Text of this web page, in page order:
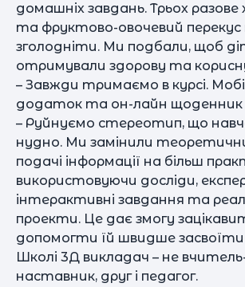
домашніх завдань. Трьох разове
та фруктово-овочевий
зголодніти. Ми подбали, щоб
отримували здорову та
– Завжди тримаємо в курсі.
додаток та он-лайн щоденник
– Руйнуємо стереотип, що
нудно. Ми замінили
подачі інформації на більш
використовуючи досліди,
інтерактивні завдання та
проекти. Це дає змогу
допомогти їй швидше засвоїти
Школі 3Д викладач – не
наставник, друг і педагог.